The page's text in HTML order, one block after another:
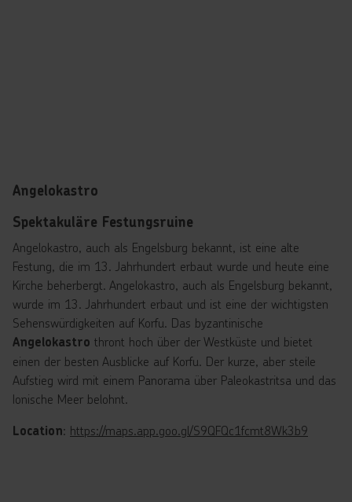
Angelokastro
Spektakuläre Festungsruine
Angelokastro, auch als Engelsburg bekannt, ist eine alte
Festung, die im 13. Jahrhundert erbaut wurde und heute eine
Kirche beherbergt. Angelokastro, auch als Engelsburg bekannt,
wurde im 13. Jahrhundert erbaut und ist eine der wichtigsten
Sehenswürdigkeiten auf Korfu. Das byzantinische
Angelokastro thront hoch über der Westküste und bietet
einen der besten Ausblicke auf Korfu. Der kurze, aber steile
Aufstieg wird mit einem Panorama über Paleokastritsa und das
Ionische Meer belohnt.
Location: https://maps.app.goo.gl/S9QFQc1fcmt8Wk3b9